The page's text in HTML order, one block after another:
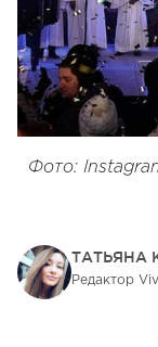
Фото:
ТАТЬЯНА
Редактор